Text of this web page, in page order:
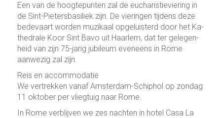
Een van de hoogte­pun­ten zal de eucha­ris­tie­vie­ring in
de Sint-Pieters­basi­liek zijn. De vie­rin­gen tij­dens deze
bede­vaart wor­den muzikaal opge­luis­terd door het Ka­
the­drale Koor Sint Bavo uit Haar­lem, dat ter gelegen­
heid van zijn 75-jarig jubileum even­eens in Rome
aanwe­zig zal zijn.
Reis en accommodatie
We ver­trek­ken vanaf Am­ster­dam-Schiphol op zon­dag
11 ok­to­ber per vliegtuig naar Rome.
In Rome ver­blij­ven we zes nachten in hotel Casa La